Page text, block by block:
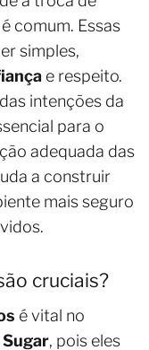
comum. Essas
simples,
e respeito.
intenções da
para o
adequada das
a construir
mais seguro
cruciais?
é vital no
, pois eles